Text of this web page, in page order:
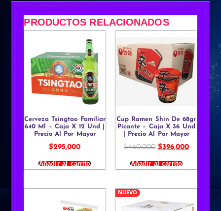
PRODUCTOS RELACIONADOS
Cerveza Tsingtao Familiar
640 Ml – Caja X 12 Und |
Precio Al Por Mayor
$295,000
Añadir al carrito
Cup Ramen Shin De 68gr
Picante – Caja X 36 Und
| Precio Al Por Mayor
$460,000 $396,000
Añadir al carrito
NUEVO